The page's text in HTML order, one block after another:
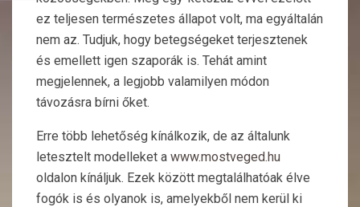
ez teljesen természetes állapot volt, ma egyáltalán
nem az. Tudjuk, hogy betegségeket terjesztenek
és emellett igen szaporák is. Tehát amint
megjelennek, a legjobb valamilyen módon
távozásra bírni őket.
Erre több lehetőség kínálkozik, de az általunk
letesztelt modelleket a www.mostveged.hu
oldalon kínáljuk. Ezek között megtalálhatóak élve
fogók is és olyanok is, amelyekből nem kerül ki